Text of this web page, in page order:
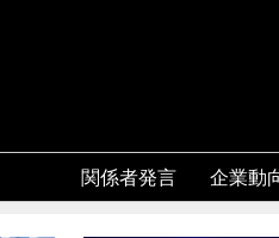
関係者発言 企業動